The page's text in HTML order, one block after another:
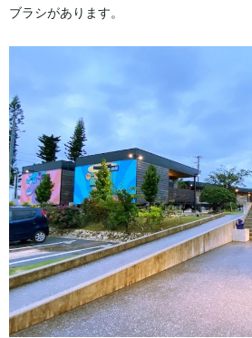
ブラシがあります。